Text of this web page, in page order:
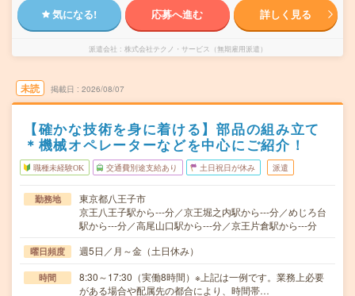
気になる! 応募へ進む 詳しく見る
派遣会社 株式会社テクノ・サービス（無期雇用派遣）
未読 掲載日 2026/08/07
【確かな技術を身に着ける】部品の組み立て
＊機械オペレーターなどを中心にご紹介！
職種未経験OK 交通費別途支給あり 土日祝日が休み 派遣
勤務地
東京都八王子市
京王八王子駅から---分／京王堀之内駅から---分／めじろ台
駅から---分／高尾山口駅から---分／京王片倉駅から---分
曜日頻度 週5日／月～金（土日休み）
時間
8:30～17:30（実働8時間）※上記は一例です。業務上必要
がある場合や配属先の都合により、時間帯…